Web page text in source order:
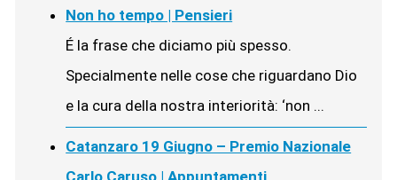
Non ho tempo | Pensieri
É la frase che diciamo più spesso.
Specialmente nelle cose che riguardano Dio
e la cura della nostra interiorità: ‘non ...
Catanzaro 19 Giugno – Premio Nazionale